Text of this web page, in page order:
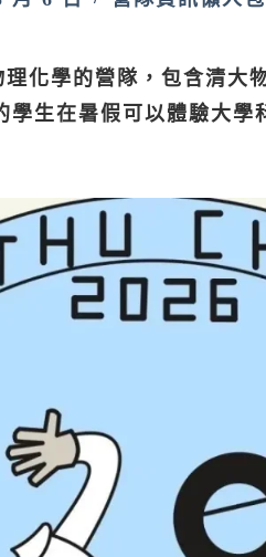
化學的營隊，包含清大
學生在暑假可以體驗大學